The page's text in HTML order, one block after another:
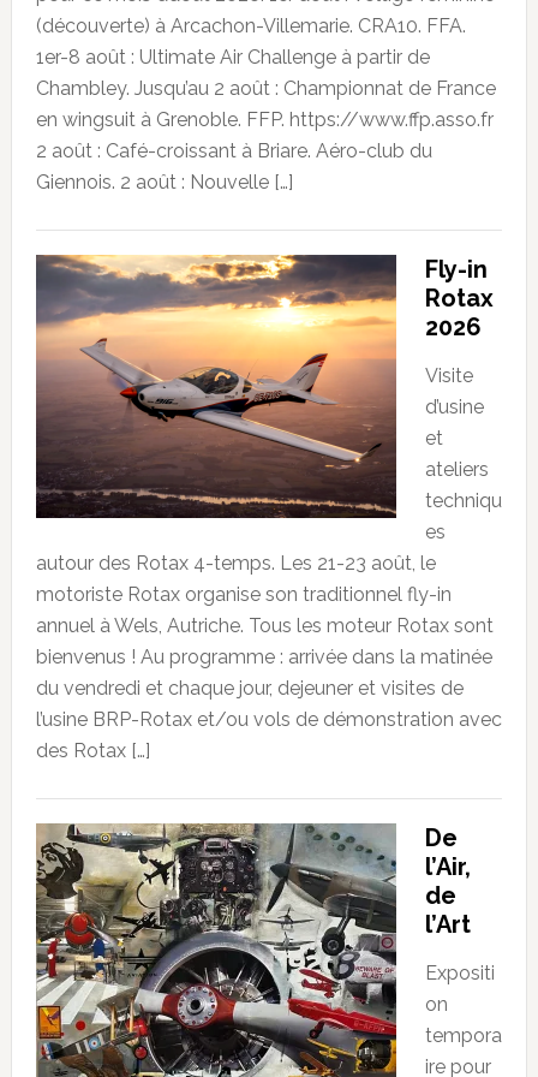
(découverte) à Arcachon-Villemarie. CRA10. FFA.
1er-8 août : Ultimate Air Challenge à partir de
Chambley. Jusqu’au 2 août : Championnat de France
en wingsuit à Grenoble. FFP. https://www.ffp.asso.fr
2 août : Café-croissant à Briare. Aéro-club du
Giennois. 2 août : Nouvelle […]
Fly-in
Rotax
2026
Visite
d’usine
et
ateliers
techniqu
es
autour des Rotax 4-temps. Les 21-23 août, le
motoriste Rotax organise son traditionnel fly-in
annuel à Wels, Autriche. Tous les moteur Rotax sont
bienvenus ! Au programme : arrivée dans la matinée
du vendredi et chaque jour, dejeuner et visites de
l’usine BRP-Rotax et/ou vols de démonstration avec
des Rotax […]
De
l’Air,
de
l’Art
Expositi
on
tempora
ire pour